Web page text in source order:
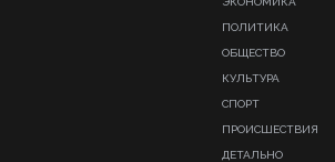
ПОЛИТИКА
ОБЩЕСТВО
КУЛЬТУРА
СПОРТ
ПРОИСШЕСТВИЯ
ДЕТАЛЬНО